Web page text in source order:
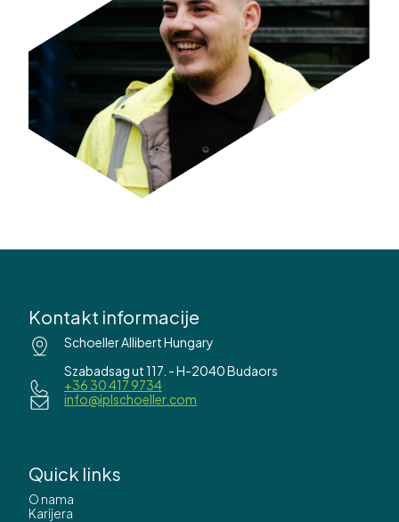
Kontakt informacije
Schoeller Allibert Hungary
Szabadsag ut 117. - H-2040 Budaors
+36 30 417 9734
info@iplschoeller.com
Quick links
O nama
Karijera